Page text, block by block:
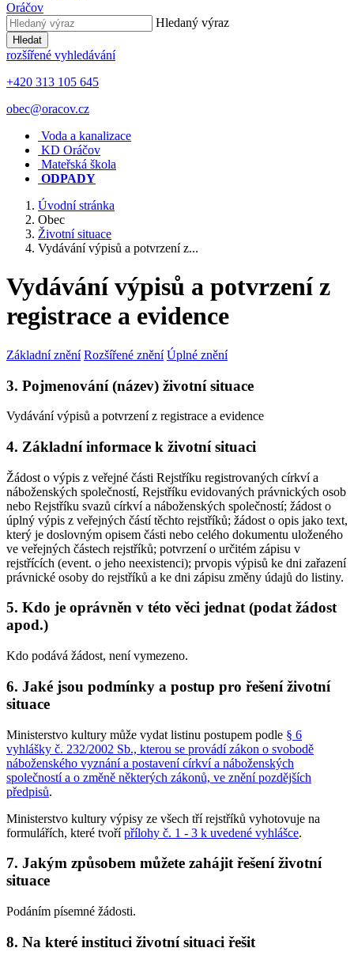
Oráčov
Hledaný výraz
Hledat
rozšířené vyhledávání
+420 313 105 645
obec@oracov.cz
Voda a kanalizace
KD Oráčov
Mateřská škola
ODPADY
Úvodní stránka
Obec
Životní situace
Vydávání výpisů a potvrzení z...
Vydávání výpisů a potvrzení z
registrace a evidence
Základní znění Rozšířené znění Úplné znění
3. Pojmenování (název) životní situace
Vydávání výpisů a potvrzení z registrace a evidence
4. Základní informace k životní situaci
Žádost o výpis z veřejné části Rejstříku registrovaných církví a
náboženských společností, Rejstříku evidovaných právnických osob
nebo Rejstříku svazů církví a náboženských společností; žádost o
úplný výpis z veřejných částí těchto rejstříků; žádost o opis jako text,
který je doslovným opisem části nebo celého dokumentu uloženého
ve veřejných částech rejstříků; potvrzení o určitém zápisu v
rejstřících (event. o jeho neexistenci); prvopis výpisů ke dni zařazení
právnické osoby do rejstříků a ke dni zápisu změny údajů do listiny.
5. Kdo je oprávněn v této věci jednat (podat žádost
apod.)
Kdo podává žádost, není vymezeno.
6. Jaké jsou podmínky a postup pro řešení životní
situace
Ministerstvo kultury může vydat listinu postupem podle § 6
vyhlášky č. 232/2002 Sb., kterou se provádí zákon o svobodě
náboženského vyznání a postavení církví a náboženských
společností a o změně některých zákonů, ve znění pozdějších
předpisů.
Ministerstvo kultury výpisy ze všech tří rejstříků vyhotovuje na
formulářích, které tvořípřílohy č. 1 - 3 k uvedené vyhlášce.
7. Jakým způsobem můžete zahájit řešení životní
situace
Podáním písemné žádosti.
8. Na které instituci životní situaci řešit